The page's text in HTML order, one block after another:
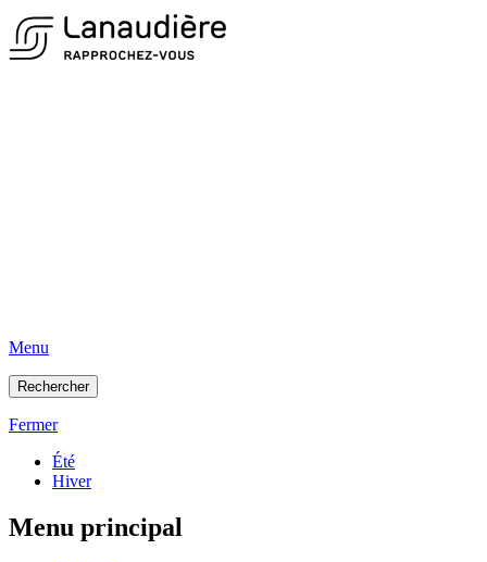
Menu
Rechercher
Fermer
Été
Hiver
Menu principal